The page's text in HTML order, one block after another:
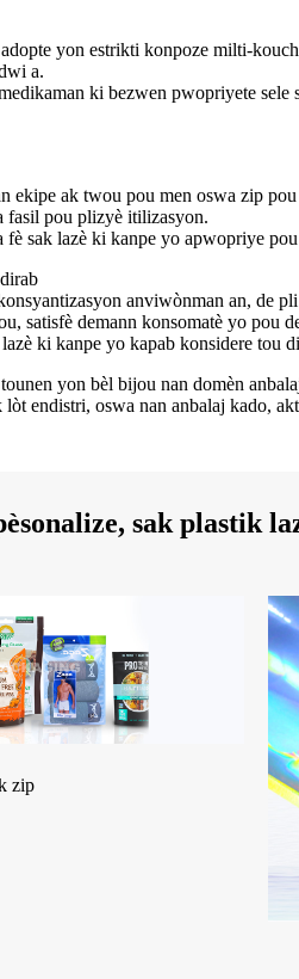
yon estrikti konpoze milti-
a.
ki bezwen pwopriyete sele
ekipe ak twou pou men oswa zip
fasil pou plizyè itilizasyon.
sak lazè ki kanpe yo apwopriye
anviwònman an, de
satisfè demann konsomatè yo pou
ki kanpe yo kapab konsidere
yon bèl bijou nan domèn
endistri, oswa nan anbalaj kado,
sak plastik
zip